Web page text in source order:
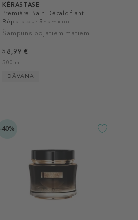
KÉRASTASE
Première Bain Décalcifiant
Réparateur Shampoo
Šampūns bojātiem matiem
58,99 €
500 ml
DĀVANA
-40%